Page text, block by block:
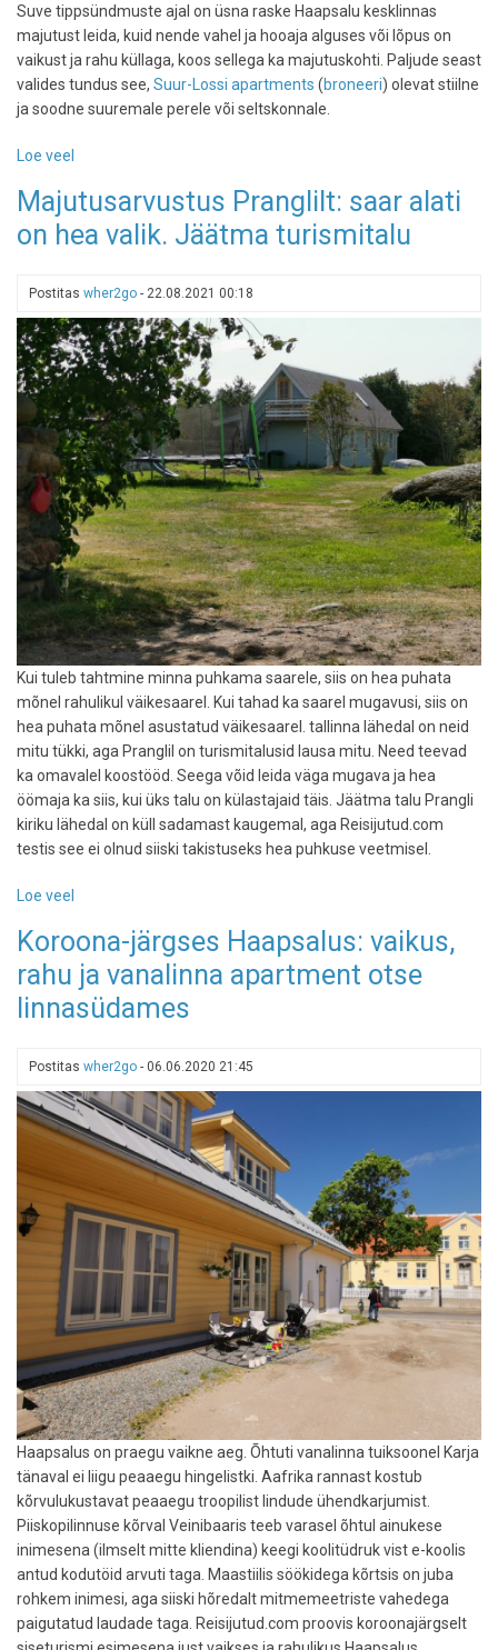
Suve tippsündmuste ajal on üsna raske Haapsalu kesklinnas
majutust leida, kuid nende vahel ja hooaja alguses või lõpus on
vaikust ja rahu küllaga, koos sellega ka majutuskohti. Paljude seast
valides tundus see, Suur-Lossi apartments (broneeri) olevat stiilne
ja soodne suuremale perele või seltskonnale.
Loe veel
Suur-
Lossi
hiigelkorstna
külje
all
Haapsalus
Majutusarvustus Pranglilt: saar alati
on hea valik. Jäätma turismitalu
Postitas wher2go - 22.08.2021 00:18
Kui tuleb tahtmine minna puhkama saarele, siis on hea puhata
mõnel rahulikul väikesaarel. Kui tahad ka saarel mugavusi, siis on
hea puhata mõnel asustatud väikesaarel. tallinna lähedal on neid
mitu tükki, aga Pranglil on turismitalusid lausa mitu. Need teevad
ka omavalel koostööd. Seega võid leida väga mugava ja hea
öömaja ka siis, kui üks talu on külastajaid täis. Jäätma talu Prangli
kiriku lähedal on küll sadamast kaugemal, aga Reisijutud.com
testis see ei olnud siiski takistuseks hea puhkuse veetmisel.
Loe veel
Pranglilt:
saar
alati
on
valik.
Jäätma
turismitalu
Koroona-järgses Haapsalus: vaikus,
rahu ja vanalinna apartment otse
linnasüdames
Postitas wher2go - 06.06.2020 21:45
Haapsalus on praegu vaikne aeg. Õhtuti vanalinna tuiksoonel Karja
tänaval ei liigu peaaegu hingelistki. Aafrika rannast kostub
kõrvulukustavat peaaegu troopilist lindude ühendkarjumist.
Piiskopilinnuse kõrval Veinibaaris teeb varasel õhtul ainukese
inimesena (ilmselt mitte kliendina) keegi koolitüdruk vist e-koolis
antud kodutöid arvuti taga. Maastiilis söökidega kõrtsis on juba
rohkem inimesi, aga siiski hõredalt mitmemeetriste vahedega
paigutatud laudade taga. Reisijutud.com proovis koroonajärgselt